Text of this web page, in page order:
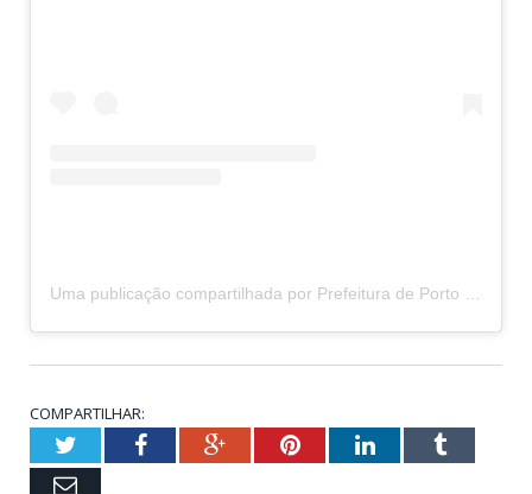
COMPARTILHAR:
TwitterFacebookGoogle+PinterestLinkedInTumblr
Email